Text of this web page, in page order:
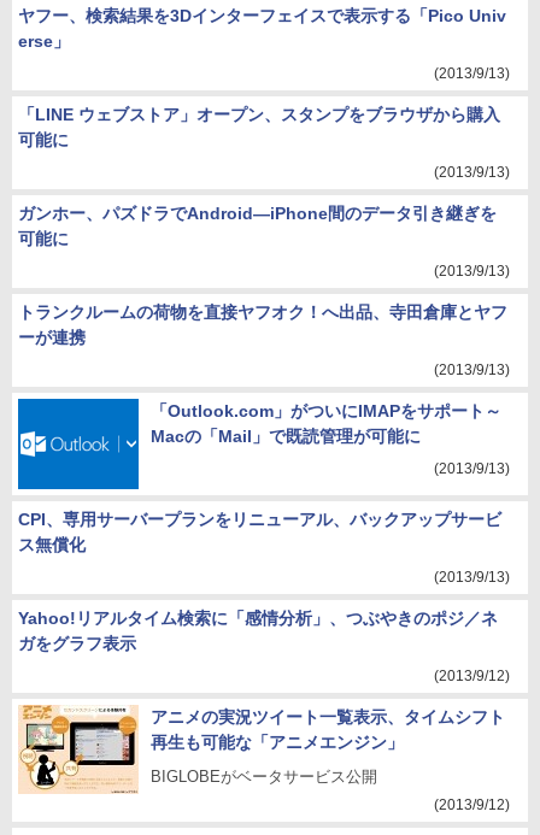
ヤフー、検索結果を3Dインターフェイスで表示する「Pico Univ
erse」
(2013/9/13)
「LINE ウェブストア」オープン、スタンプをブラウザから購入
可能に
(2013/9/13)
ガンホー、パズドラでAndroid―iPhone間のデータ引き継ぎを
可能に
(2013/9/13)
トランクルームの荷物を直接ヤフオク！へ出品、寺田倉庫とヤフ
ーが連携
(2013/9/13)
「Outlook.com」がついにIMAPをサポート～
Macの「Mail」で既読管理が可能に
(2013/9/13)
CPI、専用サーバープランをリニューアル、バックアップサービ
ス無償化
(2013/9/13)
Yahoo!リアルタイム検索に「感情分析」、つぶやきのポジ／ネ
ガをグラフ表示
(2013/9/12)
アニメの実況ツイート一覧表示、タイムシフト
再生も可能な「アニメエンジン」
BIGLOBEがベータサービス公開
(2013/9/12)